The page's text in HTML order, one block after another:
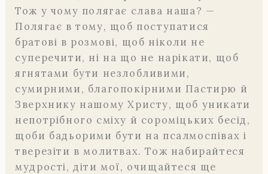
Тож у чому полягає слава наша? —
Полягає в тому, щоб поступатися
братові в розмові, щоб ніколи не
суперечити, ні на що не нарікати, щоб
ягнятами бути незлобливими,
сумирними, благопокірними Пастирю й
Зверхнику нашому Христу, щоб уникати
непотрібного сміху й сороміцьких бесід,
щоби бадьорими бути на псалмоспівах і
тверезіти в молитвах. Тож набирайтеся
мудрості, діти мої, очищайтеся ще